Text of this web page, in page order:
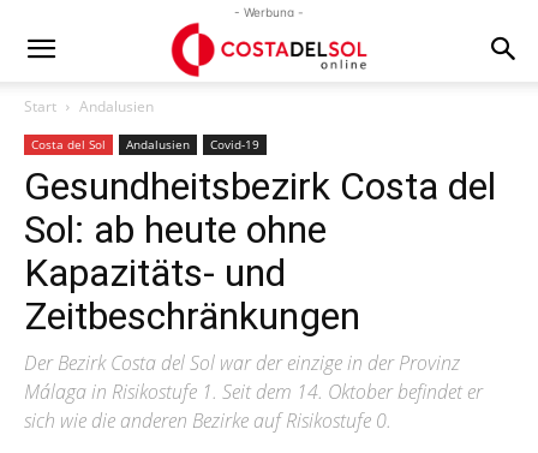
- Werbung -
Start Andalusien
Costa del Sol Andalusien Covid-19
Gesundheitsbezirk Costa del
Sol: ab heute ohne
Kapazitäts- und
Zeitbeschränkungen
Der Bezirk Costa del Sol war der einzige in der Provinz
Málaga in Risikostufe 1. Seit dem 14. Oktober befindet er
sich wie die anderen Bezirke auf Risikostufe 0.